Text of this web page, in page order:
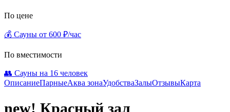
По цене
💰 Сауны от 600 ₽/час
По вместимости
👥 Сауны на 16 человек
ОписаниеПарныеАква зонаУдобстваЗалыОтзывыКарта
new! Красный зал